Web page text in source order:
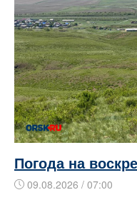
Погода на
09.08.2026 / 07:00